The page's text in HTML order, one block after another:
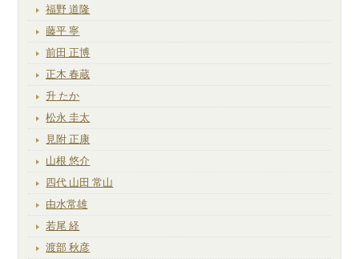
福野 道隆
藤平 寧
前田 正博
正木 春蔵
升 たか
松永 圭太
見附 正康
山根 悠介
四代 山田 常山
由水常雄
若尾 経
渡部 秋彦